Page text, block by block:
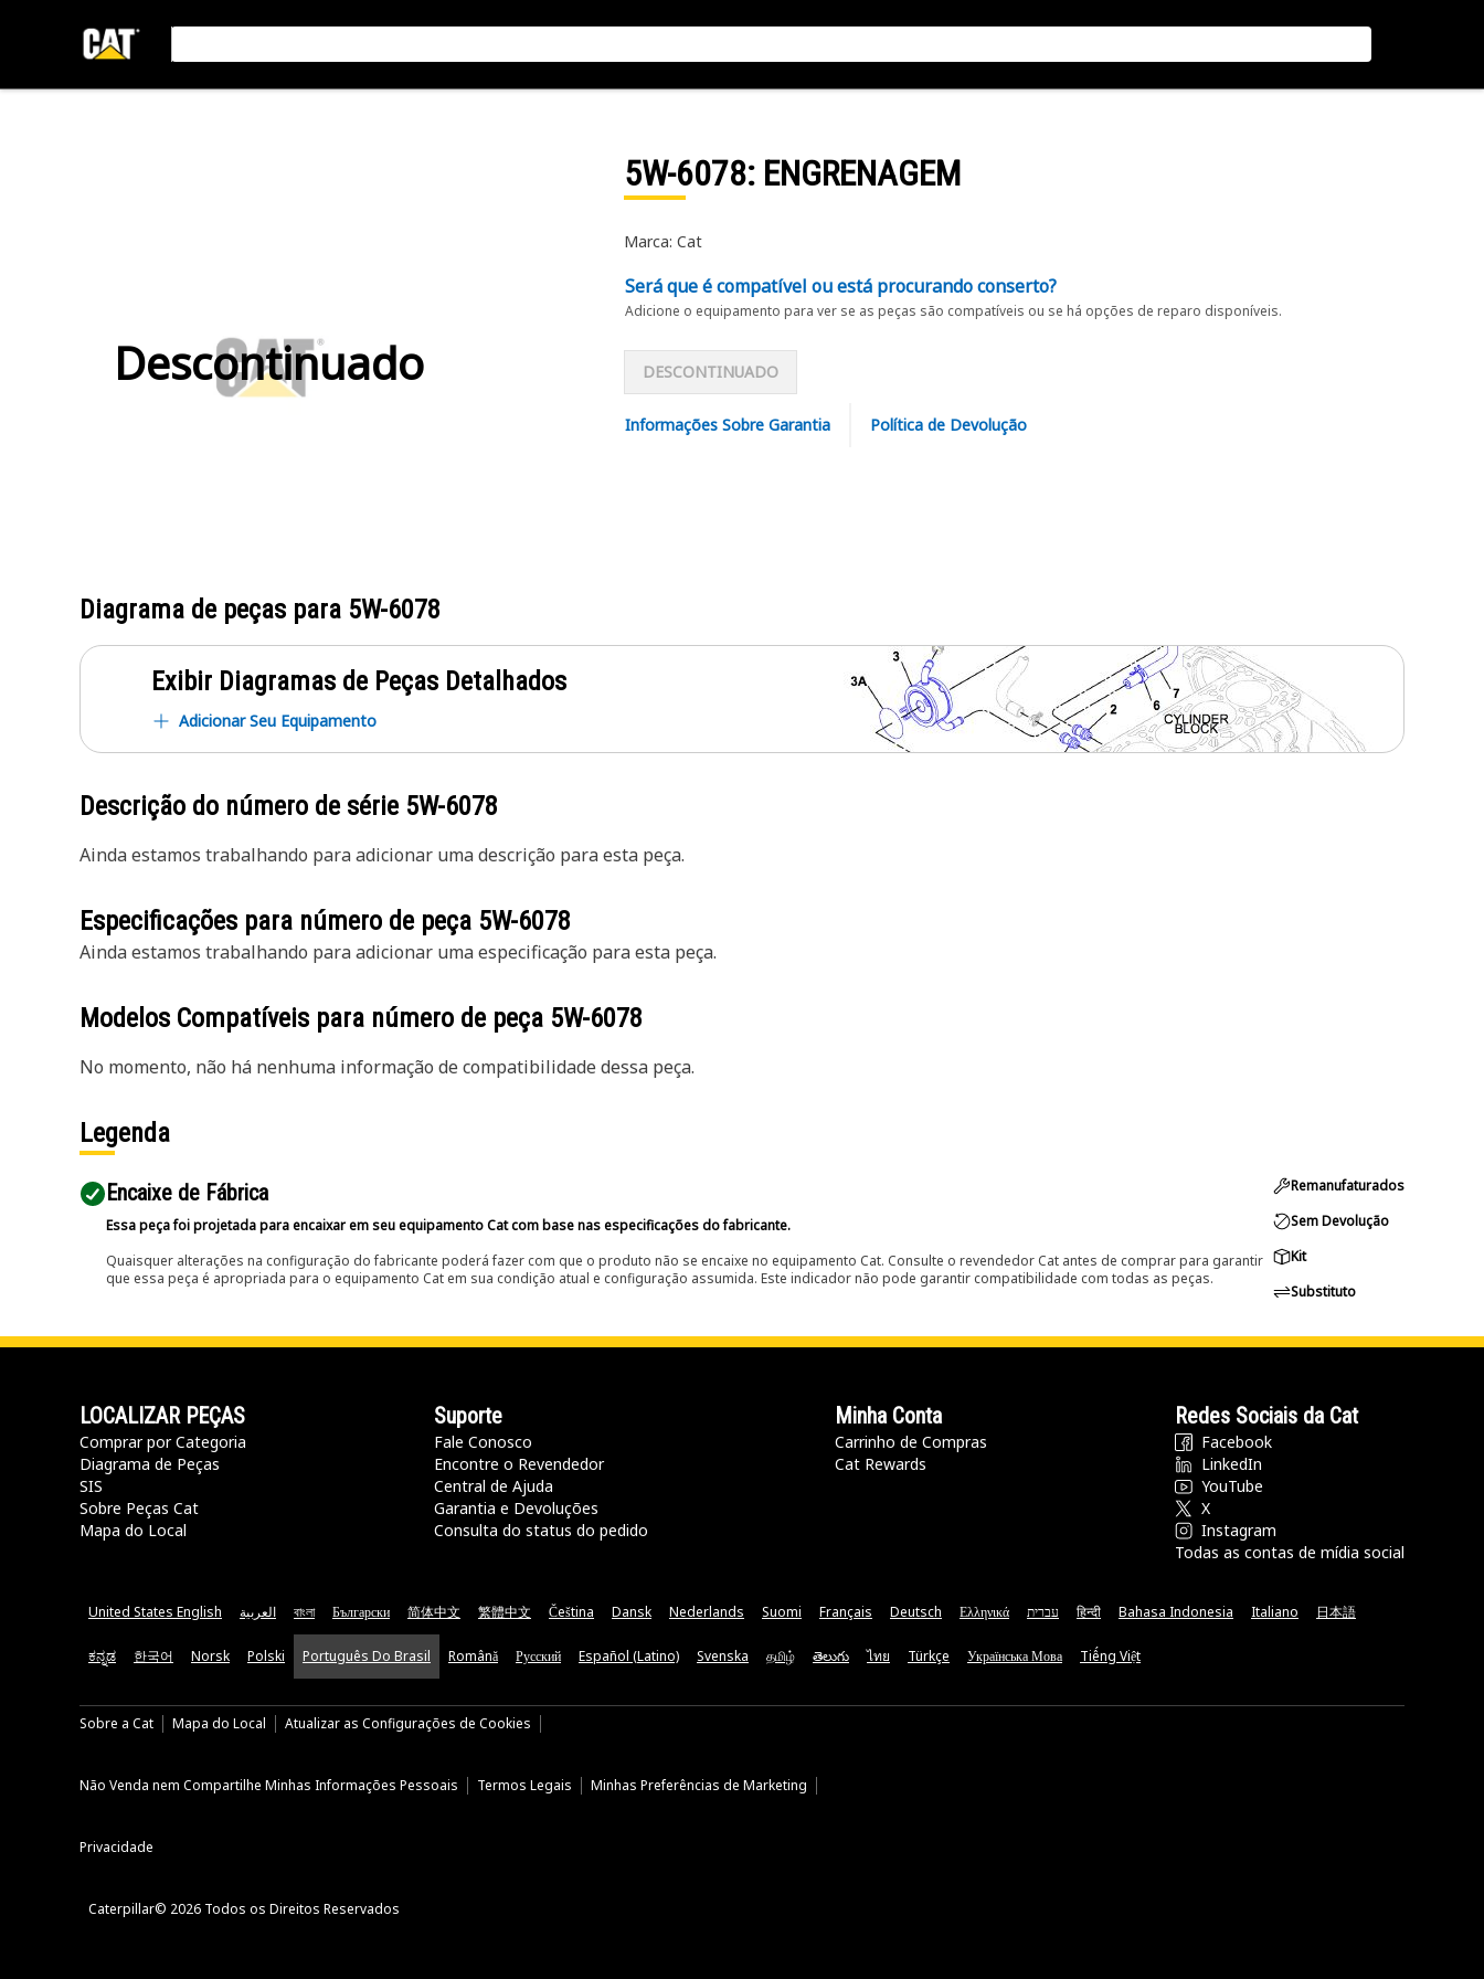
Descontinuado
5W-6078: ENGRENAGEM
Marca: Cat
Será que é compatível ou está procurando conserto?
Adicione o equipamento para ver se as peças são compatíveis ou se há opções de reparo disponíveis.
DESCONTINUADO
Informações Sobre Garantia Política de Devolução
Diagrama de peças para 5W-6078
Exibir Diagramas de Peças Detalhados
Adicionar Seu Equipamento
Descrição do número de série 5W-6078
Ainda estamos trabalhando para adicionar uma descrição para esta peça.
Especificações para número de peça 5W-6078
Ainda estamos trabalhando para adicionar uma especificação para esta peça.
Modelos Compatíveis para número de peça 5W-6078
No momento, não há nenhuma informação de compatibilidade dessa peça.
Legenda
Encaixe de Fábrica
Essa peça foi projetada para encaixar em seu equipamento Cat com base nas especificações do fabricante.
Quaisquer alterações na configuração do fabricante poderá fazer com que o produto não se encaixe no equipamento Cat. Consulte o revendedor Cat antes de comprar para garantir
que essa peça é apropriada para o equipamento Cat em sua condição atual e configuração assumida. Este indicador não pode garantir compatibilidade com todas as peças.
Remanufaturados
Sem Devolução
Kit
Substituto
LOCALIZAR PEÇAS
Comprar por Categoria
Diagrama de Peças
SIS
Sobre Peças Cat
Mapa do Local
Suporte
Fale Conosco
Encontre o Revendedor
Central de Ajuda
Garantia e Devoluções
Consulta do status do pedido
Minha Conta
Carrinho de Compras
Cat Rewards
Redes Sociais da Cat
Facebook
LinkedIn
YouTube
X
Instagram
Todas as contas de mídia social
United States English العربية বাংলা Български 简体中文 繁體中文 Čeština Dansk Nederlands Suomi Français Deutsch Ελληνικά עברית हिन्दी Bahasa Indonesia Italiano 日本語
ಕನ್ನಡ 한국어 Norsk Polski Português Do Brasil Română Русский Español (Latino) Svenska தமிழ் తెలుగు ไทย Türkçe Українська Мова Tiếng Việt
Sobre a Cat Mapa do Local Atualizar as Configurações de Cookies
Não Venda nem Compartilhe Minhas Informações Pessoais Termos Legais Minhas Preferências de Marketing
Privacidade
Caterpillar© 2026 Todos os Direitos Reservados